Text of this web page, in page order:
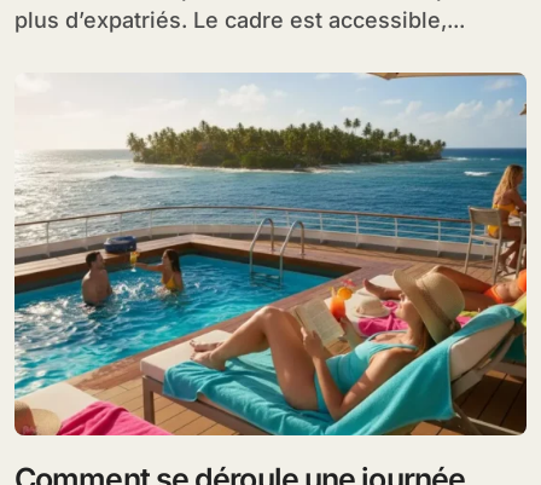
plus d’expatriés. Le cadre est accessible,...